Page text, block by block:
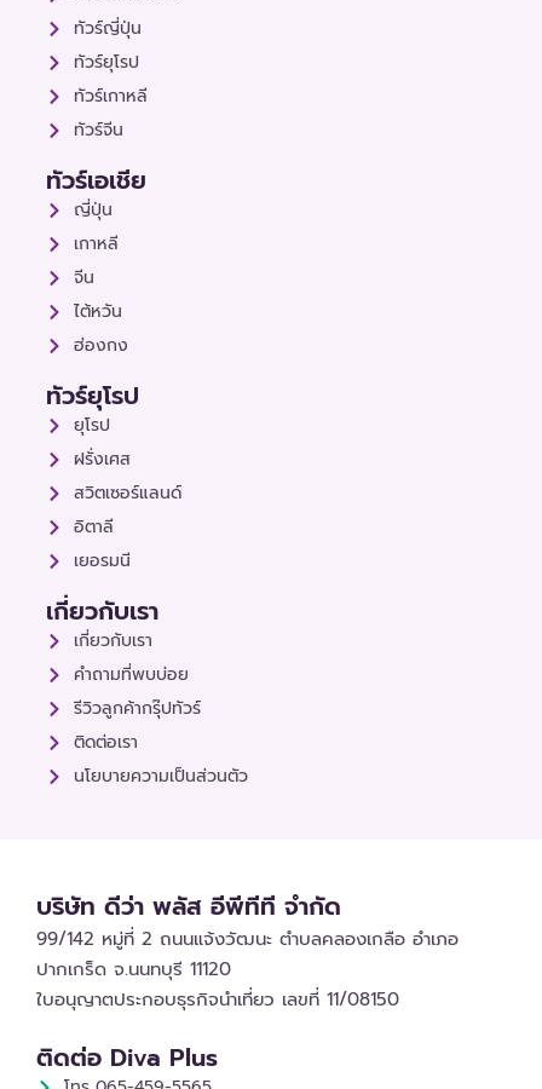
ทัวร์ญี่ปุ่น
ทัวร์ยุโรป
ทัวร์เกาหลี
ทัวร์จีน
ทัวร์เอเชีย
ญี่ปุ่น
เกาหลี
จีน
ไต้หวัน
ฮ่องกง
ทัวร์ยุโรป
ยุโรป
ฝรั่งเศส
สวิตเซอร์แลนด์
อิตาลี
เยอรมนี
เกี่ยวกับเรา
เกี่ยวกับเรา
คำถามที่พบบ่อย
รีวิวลูกค้ากรุ๊ปทัวร์
ติดต่อเรา
นโยบายความเป็นส่วนตัว
บริษัท ดีว่า พลัส อีพีทีที จำกัด
99/142 หมู่ที่ 2 ถนนแจ้งวัฒนะ ตำบลคลองเกลือ อำเภอ
ปากเกร็ด จ.นนทบุรี 11120
ใบอนุญาตประกอบธุรกิจนำเที่ยว เลขที่ 11/08150
ติดต่อ Diva Plus